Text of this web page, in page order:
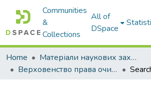
Communities
&
Collections
All of
DSpace
Home
Матеріали наукових заходів
Верховенство права очима правників-початківців